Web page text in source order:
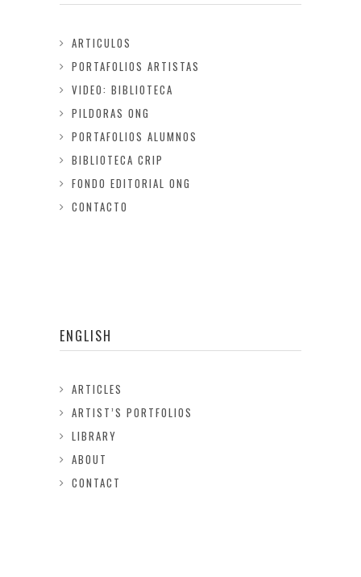
ARTICULOS
PORTAFOLIOS ARTISTAS
VIDEO: BIBLIOTECA
PILDORAS ONG
PORTAFOLIOS ALUMNOS
BIBLIOTECA CRIP
FONDO EDITORIAL ONG
CONTACTO
ENGLISH
ARTICLES
ARTIST’S PORTFOLIOS
LIBRARY
ABOUT
CONTACT